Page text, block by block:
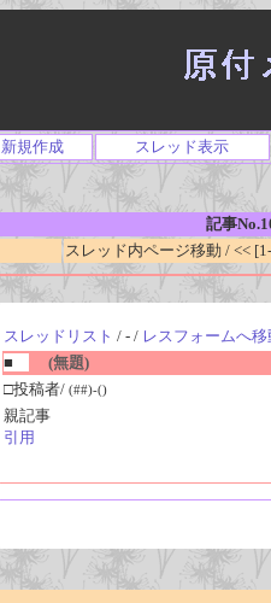
新規作成 スレッド表示
記事
スレッド内ページ移動 / <<
スレッドリスト / - / レスフォームへ移
■
(無題)
□投稿者/ (##)-()
親記事
引用